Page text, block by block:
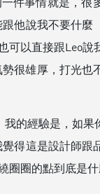
他說我不要什麼
以直接跟Leo說
很雄厚，打光也
的經驗是，如果
得這是設計師跟
圈的點到底是